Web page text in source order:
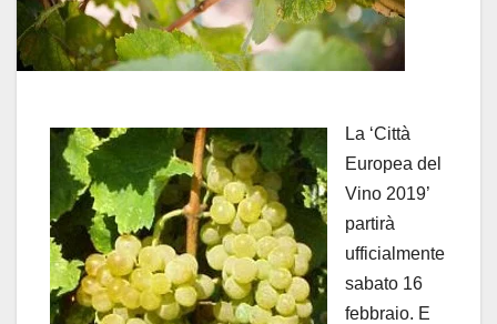
La ‘Città
Europea del
Vino 2019’
partirà
ufficialmente
sabato 16
febbraio. E